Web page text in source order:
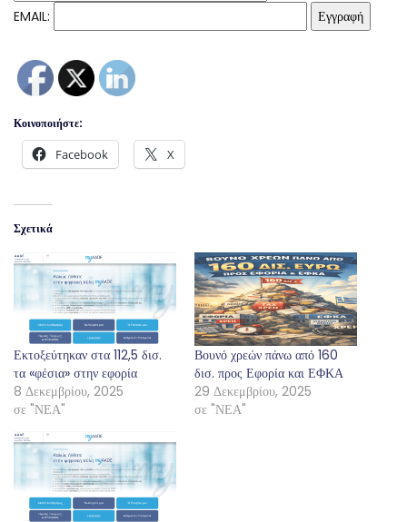
EMAIL:
Κοινοποιήστε:
Facebook X
Σχετικά
Εκτοξεύτηκαν στα 112,5 δισ.
τα «φέσια» στην εφορία
8 Δεκεμβρίου, 2025
σε "ΝΕΑ"
Βουνό χρεών πάνω από 160
δισ. προς Εφορία και ΕΦΚΑ
29 Δεκεμβρίου, 2025
σε "ΝΕΑ"